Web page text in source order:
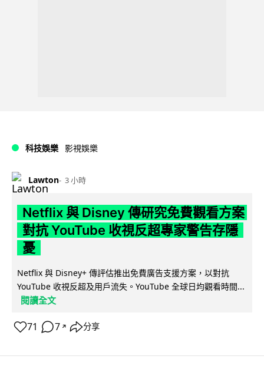
科技娛樂 影視娛樂
Lawton 3 小時
Netflix 與 Disney 傳研究免費觀看方案
對抗 YouTube 收視反超專家警告存隱
憂
Netflix 與 Disney+ 傳評估推出免費廣告支援方案，以對抗
YouTube 收視反超及用戶流失。YouTube 全球日均觀看時間...
閱讀全文
71 7 ↗ 分享